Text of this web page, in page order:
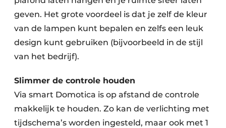
geven. Het grote voordeel is dat je zelf de kleur
van de lampen kunt bepalen en zelfs een leuk
design kunt gebruiken (bijvoorbeeld in de stijl
van het bedrijf).
Slimmer de controle houden
Via smart Domotica is op afstand de controle
makkelijk te houden. Zo kan de verlichting met
tijdschema’s worden ingesteld, maar ook met 1